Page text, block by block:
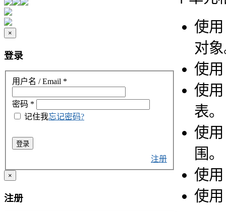
使
对
使
使
表。
使
围。
使
使
×
登录
用户名 / Email *
密码 *
记住我忘记密码?
登录
注册
×
注册